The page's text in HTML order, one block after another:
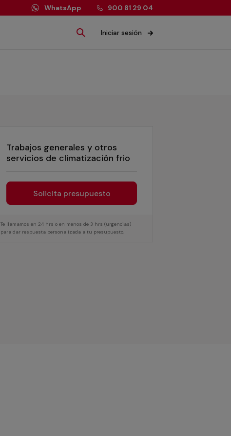
WhatsApp 900 81 29 04
Iniciar sesión
Trabajos generales y otros
servicios de climatización frio
Solicita presupuesto
Te llamamos en 24 hrs o en menos de 3 hrs (urgencias)
para dar respuesta personalizada a tu presupuesto.